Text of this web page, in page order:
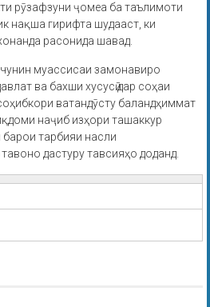
рӯзафзуни ҷомеа ба таълимоти
нақша гирифта шудааст, ки
расонида шавад.
муассисаи замонавиро
ва бахши хусусӣ дар соҳаи
ватандӯсту баландҳиммат
наҷиб изҳори ташаккур
тарбияи насли
дастуру тавсияҳо доданд.